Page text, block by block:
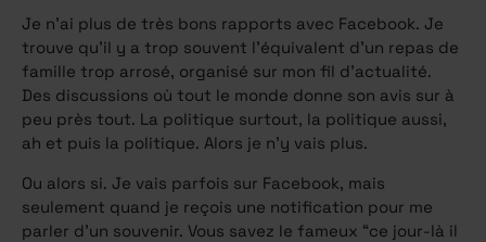
À PROPOS
Je n’ai plus de très bons rapports avec Facebook. Je
trouve qu’il y a trop souvent l’équivalent d’un repas de
famille trop arrosé, organisé sur mon fil d’actualité.
Des discussions où tout le monde donne son avis sur à
peu près tout. La politique surtout, la politique aussi,
ah et puis la politique. Alors je n’y vais plus.
Ou alors si. Je vais parfois sur Facebook, mais
seulement quand je reçois une notification pour me
parler d’un souvenir. Vous savez le fameux “ce jour-là il